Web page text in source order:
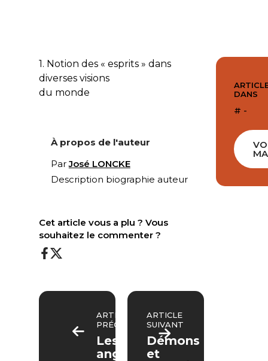
1. Notion des « esprits » dans
diverses visions
du monde
À propos de l'auteur
ParJosé LONCKE
Description biographie auteur
Cet article vous a plu ? Vous
souhaitez le commenter ?
ARTICLE
PRÉCÉDENT
Les
anges
ARTICLE
SUIVANT
Démons
et
DANS
# -